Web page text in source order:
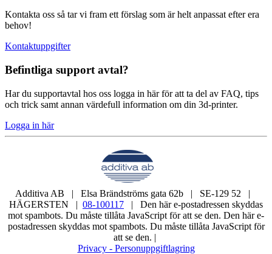
Kontakta oss så tar vi fram ett förslag som är helt anpassat efter era
behov!
Kontaktuppgifter
Befintliga support avtal?
Har du supportavtal hos oss logga in här för att ta del av FAQ, tips
och trick samt annan värdefull information om din 3d-printer.
Logga in här
Additiva AB | Elsa Brändströms gata 62b | SE-129 52 |
HÄGERSTEN | 08-100117 | Den här e-postadressen skyddas
mot spambots. Du måste tillåta JavaScript för att se den. Den här e-
postadressen skyddas mot spambots. Du måste tillåta JavaScript för
att se den. |
Privacy - Personuppgiftlagring